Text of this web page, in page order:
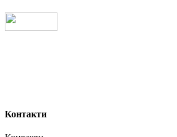
Контакти